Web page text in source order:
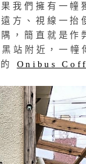
我們擁有一幢
方、視線一抬
，簡直就是作
站附近，一幢
Onibus